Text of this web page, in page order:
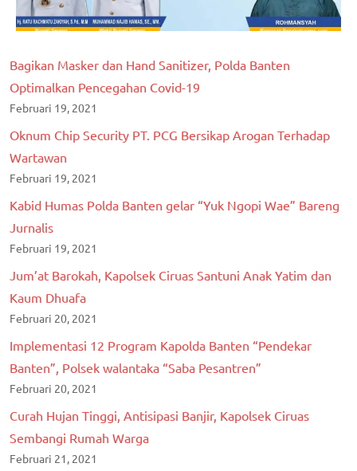
Bagikan Masker dan Hand Sanitizer, Polda Banten
Optimalkan Pencegahan Covid-19
Februari 19, 2021
Oknum Chip Security PT. PCG Bersikap Arogan Terhadap
Wartawan
Februari 19, 2021
Kabid Humas Polda Banten gelar “Yuk Ngopi Wae” Bareng
Jurnalis
Februari 19, 2021
Jum’at Barokah, Kapolsek Ciruas Santuni Anak Yatim dan
Kaum Dhuafa
Februari 20, 2021
Implementasi 12 Program Kapolda Banten “Pendekar
Banten”, Polsek walantaka “Saba Pesantren”
Februari 20, 2021
Curah Hujan Tinggi, Antisipasi Banjir, Kapolsek Ciruas
Sembangi Rumah Warga
Februari 21, 2021